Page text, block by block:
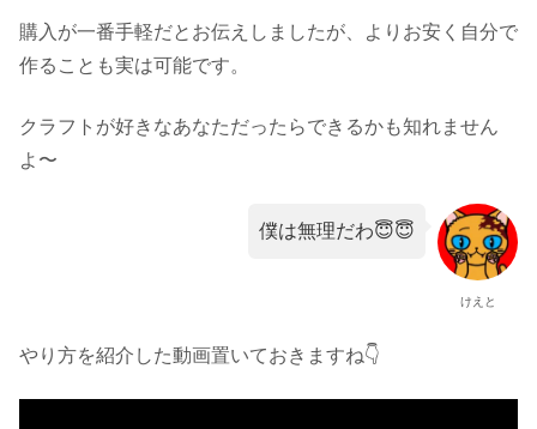
購入が一番手軽だとお伝えしましたが、よりお安く自分で
作ることも実は可能です。
クラフトが好きなあなただったらできるかも知れません
よ〜
けえと
僕は無理だわ😇😇
やり方を紹介した動画置いておきますね👇